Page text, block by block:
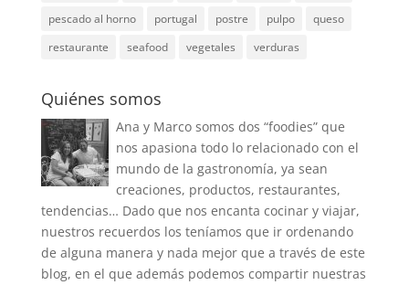
pescado al horno
portugal postre pulpo
queso
restaurante
seafood vegetales verduras
Quiénes somos
Ana y Marco somos dos “foodies” que
nos apasiona todo lo relacionado con el
mundo de la gastronomía, ya sean
creaciones, productos, restaurantes,
tendencias… Dado que nos encanta cocinar y viajar,
nuestros recuerdos los teníamos que ir ordenando
de alguna manera y nada mejor que a través de este
blog, en el que además podemos compartir nuestras